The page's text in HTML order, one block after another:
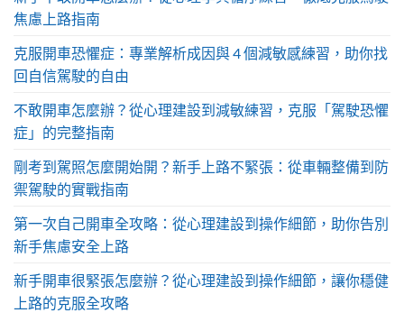
焦慮上路指南
克服開車恐懼症：專業解析成因與 4 個減敏感練習，助你找
回自信駕駛的自由
不敢開車怎麼辦？從心理建設到減敏練習，克服「駕駛恐懼
症」的完整指南
剛考到駕照怎麼開始開？新手上路不緊張：從車輛整備到防
禦駕駛的實戰指南
第一次自己開車全攻略：從心理建設到操作細節，助你告別
新手焦慮安全上路
新手開車很緊張怎麼辦？從心理建設到操作細節，讓你穩健
上路的克服全攻略